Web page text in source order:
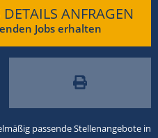
DETAILS ANFRAGEN
Jobs erhalten
passende Stellenangebote in